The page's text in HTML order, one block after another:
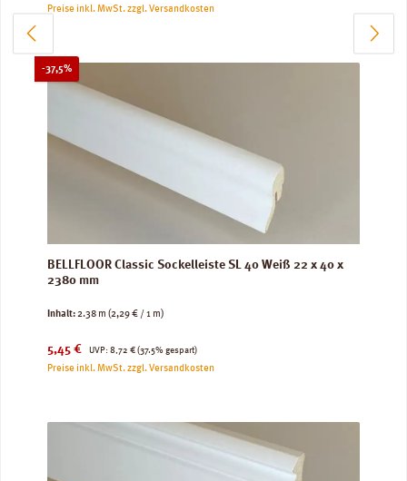
Preise inkl. MwSt. zzgl. Versandkosten
-37,5%Rabatt
BELLFLOOR Classic Sockelleiste SL 40 Weiß 22 x 40 x
2380 mm
Inhalt:2.38 m (2,29 € / 1 m)
Verkaufspreis:
5,45 € UVP:
Regulärer Preis:
8,72 € (37.5% gespart)
Preise inkl. MwSt. zzgl. Versandkosten